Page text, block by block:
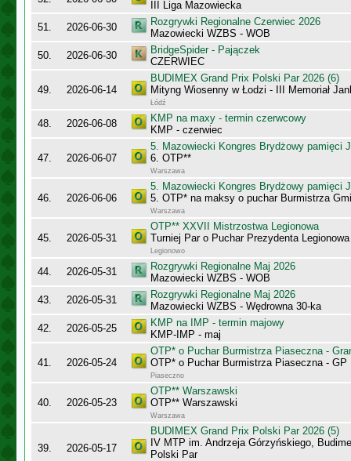
III Liga Mazowiecka
51.
2026-06-30
Rozgrywki Regionalne Czerwiec 2026
Mazowiecki WZBS - WOB
50.
2026-06-30
BridgeSpider - Pajączek
CZERWIEC
49. 2026-06-14
BUDIMEX Grand Prix Polski Par 2026 (6)
Mityng Wiosenny w Łodzi - III Memoriał
Łódź
48. 2026-06-08
KMP na maxy - termin czerwcowy
KMP - czerwiec
47. 2026-06-07
5. Mazowiecki Kongres Brydżowy pamięci
6. OTP**
Warszawa
46. 2026-06-06
5. Mazowiecki Kongres Brydżowy pamięci
5. OTP* na maksy o puchar Burmistrza
Warszawa
45. 2026-05-31
OTP** XXVII Mistrzostwa Legionowa
Turniej Par o Puchar Prezydenta
Legionowo
44. 2026-05-31
Rozgrywki Regionalne Maj 2026
Mazowiecki WZBS - WOB
43.
2026-05-31
Rozgrywki Regionalne Maj 2026
Mazowiecki WZBS - Wędrowna 30-ka
42.
2026-05-25
KMP na IMP - termin majowy
KMP-IMP - maj
41. 2026-05-24
OTP* o Puchar Burmistrza Piaseczna -
OTP* o Puchar Burmistrza Piaseczna - GP
Piaseczno
40. 2026-05-23
OTP** Warszawski
OTP** Warszawski
Warszawa
39. 2026-05-17
BUDIMEX Grand Prix Polski Par 2026 (5)
IV MTP im. Andrzeja Górzyńskiego,
Polski Par